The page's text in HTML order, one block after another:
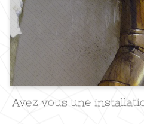
Avez vous une